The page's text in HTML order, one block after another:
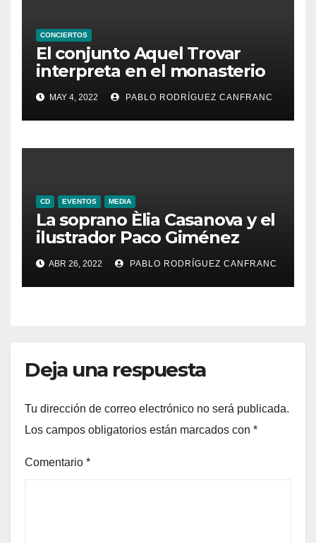
CONCIERTOS
El conjunto Aquel Trovar
interpreta en el monasterio
de Santa María de la
Valldigna las cantigas de
Alfonso X el Sabio
MAY 4, 2022 PABLO RODRÍGUEZ CANFRANC
CD EVENTOS MEDIA
La soprano Èlia Casanova y el
ilustrador Paco Giménez
presentan en la Feria del
Libro de Valencia su CD
sobre el Cancionero de Elvas
ABR 26, 2022 PABLO RODRÍGUEZ CANFRANC
Deja una respuesta
Tu dirección de correo electrónico no será publicada.
Los campos obligatorios están marcados con *
Comentario *